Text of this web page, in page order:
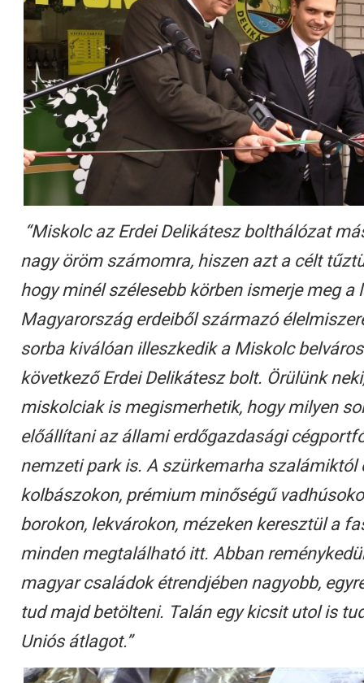
“Miskolc az Erdei Delikátesz bolthálózat
nagy öröm számomra, hiszen azt a célt
hogy minél szélesebb körben ismerje meg a
Magyarország erdeiből származó
sorba kiválóan illeszkedik a Miskolc
következő Erdei Delikátesz bolt. Örülünk
miskolciak is megismerhetik, hogy milyen
előállítani az állami erdőgazdasági
nemzeti park is. A szürkemarha szalámiktól
kolbászokon, prémium minőségű
borokon, lekvárokon, mézeken keresztül a
minden megtalálható itt. Abban
magyar családok étrendjében nagyobb,
tud majd betölteni. Talán egy kicsit utol is
Uniós átlagot.”